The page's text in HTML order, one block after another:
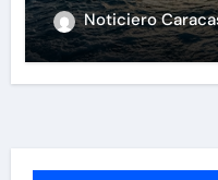
Noticiero